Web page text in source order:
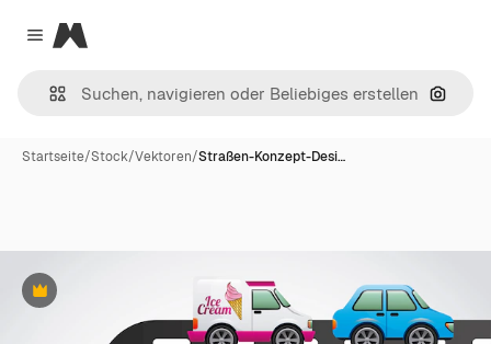
Close menu
Magnific
Nach
Startseite/Stock/Vektoren/Straßen-Konzept-Desi…
Premium